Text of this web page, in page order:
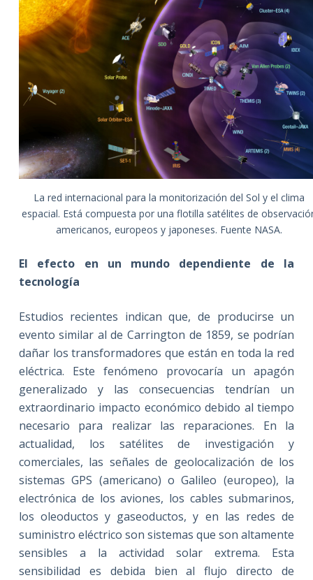
La red internacional para la monitorización del Sol y el clima
espacial. Está compuesta por una flotilla satélites de
americanos, europeos y japoneses. Fuente NASA.
El efecto en un mundo dependiente de la
tecnología
Estudios recientes indican que, de producirse un
evento similar al de Carrington de 1859, se podrían
dañar los transformadores que están en toda la red
eléctrica. Este fenómeno provocaría un apagón
generalizado y las consecuencias tendrían un
extraordinario impacto económico debido al tiempo
necesario para realizar las reparaciones. En la
actualidad, los satélites de investigación y
comerciales, las señales de geolocalización de los
sistemas GPS (americano) o Galileo (europeo), la
electrónica de los aviones, los cables submarinos,
los oleoductos y gaseoductos, y en las redes de
suministro eléctrico son sistemas que son altamente
sensibles a la actividad solar extrema. Esta
sensibilidad es debida bien al flujo directo de